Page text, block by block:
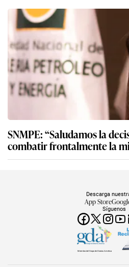
SNMPE: “Saludamos la
combatir frontalmente la
Síguenos
Descarga
App Store
Miembro del Grupo de Diarios América